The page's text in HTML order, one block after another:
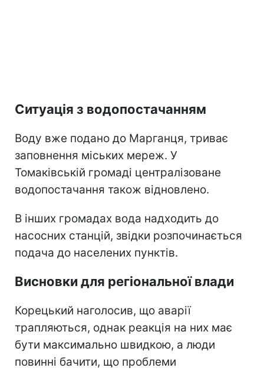
Ситуація з водопостачанням
Воду вже подано до Марганця, триває
заповнення міських мереж. У
Томаківській громаді централізоване
водопостачання також відновлено.
В інших громадах вода надходить до
насосних станцій, звідки розпочинається
подача до населених пунктів.
Висновки для регіональної влади
Корецький наголосив, що аварії
трапляються, однак реакція на них має
бути максимально швидкою, а люди
повинні бачити, що проблеми